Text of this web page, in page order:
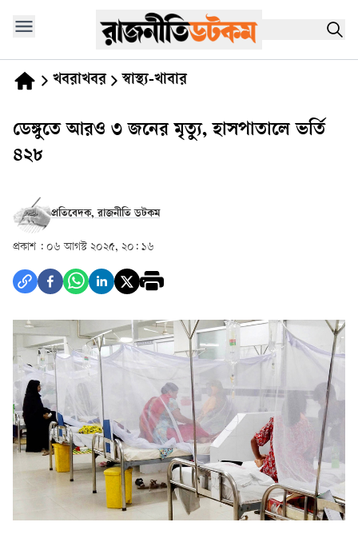
খবরাখবর স্বাস্থ্য-খাবার
ডেঙ্গুতে আরও ৩ জনের মৃত্যু, হাসপাতালে ভর্তি
৪২৮
প্রতিবেদক, রাজনীতি ডটকম
প্রকাশ : ০৬ আগস্ট ২০২৫, ২০: ১৬